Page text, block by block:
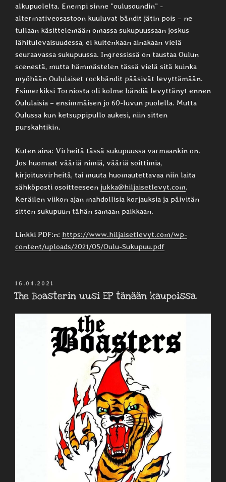
alkupuolelta. Enempi sinne ”oulusoundin” -
altermativeosastoon kuuluvat bändit jätin pois – ne
tullaan käsittelemään omassa sukupuussaan joskus
lähitulevaisuudessa, ei kuitenkaan ainakaan vielä
seuraavassa sukupuussa. Ingressissä on taustaa Oulun
scenestä, mutta hämmästelen tässä vielä sitä kuinka
myöhään Oululaiset rockbändit pääsivät levyttämään.
Esimerkiksi Torniosta oli kolme bändiä levyttänyt ennen
Oululaisia – ensimmäisen jo 60-luvun puolella. Mutta
Oulussa kun ketsuppipullo aukesi, niin sitten
purskahtikin.
Kuten aina: Virheitä tässä sukupuussa varmaankin on.
Jos huomaat vääriä nimiä, vääriä soittimia,
kirjoitusvirheitä, tai muuta huomautettavaa niin laita
sähköposti osoitteeseen jukka@hiljaisetlevyt.com.
Keräilen viikon ajan mahdollisia korjauksia ja päivitän
sitten sukupuun tähän samaan paikkaan.
Linkki PDF:n: https://www.hiljaisetlevyt.com/wp-
content/uploads/2021/05/Oulu-Sukupuu.pdf
JULKAISTU
16.04.2021
The Boasterin uusi EP tänään kaupoissa.